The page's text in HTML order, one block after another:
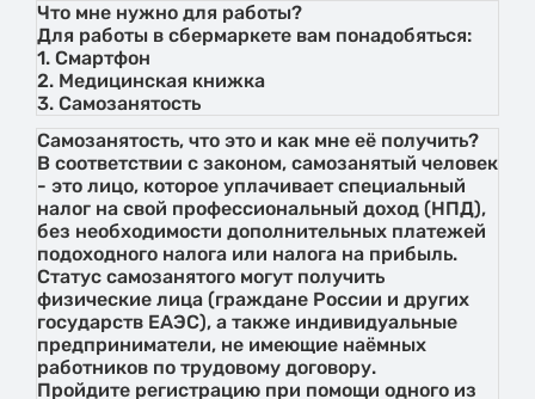
Что мне нужно для работы?
Для работы в сбермаркете вам понадобяться:
1. Смартфон
2. Медицинская книжка
3. Самозанятость
Самозанятость, что это и как мне её получить?
В соответствии с законом, самозанятый человек
- это лицо, которое уплачивает специальный
налог на свой профессиональный доход (НПД),
без необходимости дополнительных платежей
подоходного налога или налога на прибыль.
Статус самозанятого могут получить
физические лица (граждане России и других
государств ЕАЭС), а также индивидуальные
предприниматели, не имеющие наёмных
работников по трудовому договору.
Пройдите регистрацию при помощи одного из